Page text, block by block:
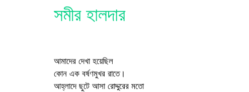
সমীর হালদার
আমাদের দেখা হয়েছিল
কোন এক বর্ষণমুখর রাতে।
আহ্লাদে ছুটে আসা রোদ্দুরের মতো